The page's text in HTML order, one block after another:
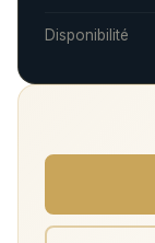
Disponibilité